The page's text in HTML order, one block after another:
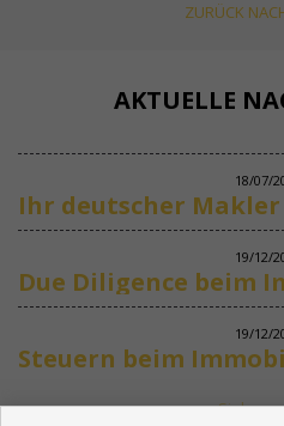
ZURÜCK
AKTUELLE
18/07/
19/12/
19/12/
Siehe